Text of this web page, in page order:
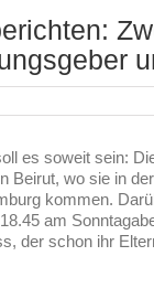
es soweit sein:
Beirut, wo sie in
kommen.
18.45 am
der schon ihr